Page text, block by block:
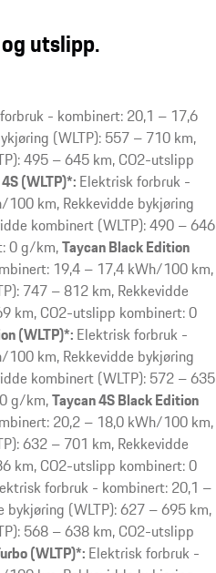
utslipp.
- kombinert: 20,1 – 17,6
(WLTP): 557 – 710 km,
495 – 645 km, CO2-utslipp
(WLTP)*: Elektrisk forbruk -
km, Rekkevidde bykjøring
kombinert (WLTP): 490 – 646
0 g/km Taycan Black Edition
19,4 – 17,4 kWh/100 km,
747 – 812 km, Rekkevidde
km, CO2-utslipp kombinert: 0
(WLTP)*: Elektrisk forbruk -
km, Rekkevidde bykjøring
kombinert (WLTP): 572 – 635
g/km Taycan 4S Black Edition
20,2 – 18,0 kWh/100 km,
632 – 701 km, Rekkevidde
km, CO2-utslipp kombinert: 0
forbruk - kombinert: 20,1 –
(WLTP): 627 – 695 km,
568 – 638 km, CO2-utslipp
(WLTP)*: Elektrisk forbruk -